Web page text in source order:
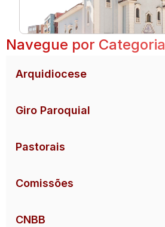
Navegue por Categoria
Arquidiocese
Giro Paroquial
Pastorais
Comissões
CNBB